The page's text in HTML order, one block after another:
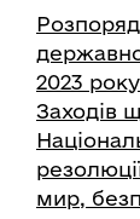
2023
Заходів
мир,